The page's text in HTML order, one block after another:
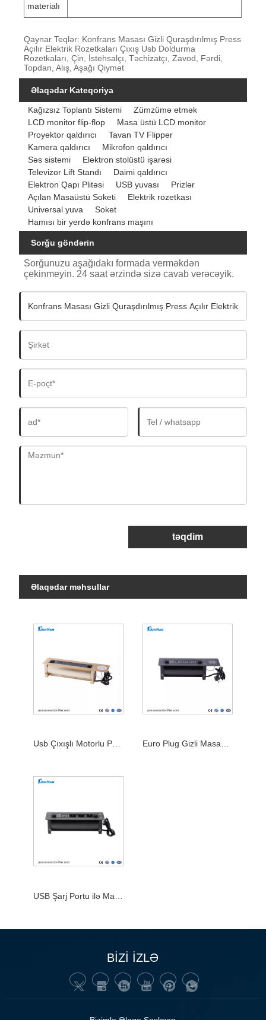
materialı
Qaynar Teqlər: Konfrans Masası Gizli Quraşdırılmış Press
Açılır Elektrik Rozetkaları Çıxış Usb Doldurma
Rozetkaları, Çin, İstehsalçı, Təchizatçı, Zavod, Fərdi,
Topdan, Alış, Aşağı Qiymət
Əlaqədar Kateqoriya
Kağızsız Toplantı Sistemi
Zümzümə etmək
LCD monitor flip-flop
Masa üstü LCD monitor
Proyektor qaldırıcı
Tavan TV Flipper
Kamera qaldırıcı
Mikrofon qaldırıcı
Səs sistemi
Elektron stolüstü işarəsi
Televizor Lift Standı
Daimi qaldırıcı
Elektron Qapı Plitəsi
USB yuvası
Prizlər
Açılan Masaüstü Soketi
Elektrik rozetkası
Universal yuva
Soket
Hamısı bir yerdə konfrans maşını
Sorğu göndərin
Sorğunuzu aşağıdakı formada verməkdən
çekinmeyin. 24 saat ərzində sizə cavab verəcəyik.
təqdim
Əlaqədar məhsullar
Usb Çıxışlı Motorlu Pop Up Simsiz Şarj Cihazı Masaüstü Açar Soket
BİZİ İZLƏ